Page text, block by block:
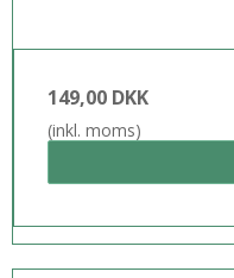
149,00 DKK
(inkl. moms)